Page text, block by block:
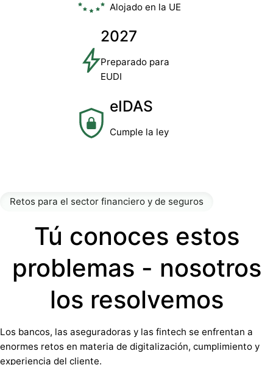
Alojado en la UE
2027
Preparado para
EUDI
eIDAS
Cumple la ley
Retos para el sector financiero y de seguros
Tú conoces estos
problemas - nosotros
los resolvemos
Los bancos, las aseguradoras y las fintech se enfrentan a
enormes retos en materia de digitalización, cumplimiento y
experiencia del cliente.